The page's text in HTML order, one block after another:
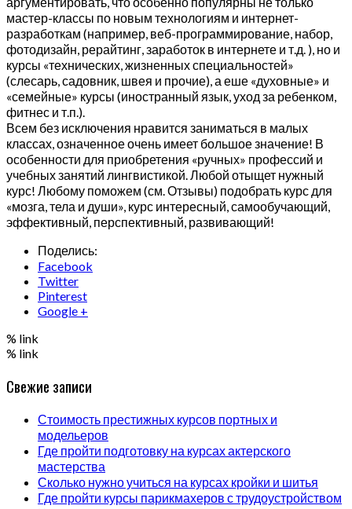
мастер-классы по новым технологиям и интернет-
разработкам (например, веб-программирование, набор,
фотодизайн, рерайтинг, заработок в интернете и т.д. ), но и
курсы «технических, жизненных специальностей»
(слесарь, садовник, швея и прочие), а еше «духовные» и
«семейные» курсы (иностранный язык, уход за ребенком,
фитнес и т.п.).
Всем без исключения нравится заниматься в малых
классах, означенное очень имеет большое значение! В
особенности для приобретения «ручных» профессий и
учебных занятий лингвистикой. Любой отыщет нужный
курс! Любому поможем (см. Отзывы) подобрать курс для
«мозга, тела и души», курс интересный, самообучающий,
эффективный, перспективный, развивающий!
Поделись:
Facebook
Twitter
Pinterest
Google +
% link
% link
Свежие записи
Стоимость престижных курсов портных и
модельеров
Где пройти подготовку на курсах актерского
мастерства
Сколько нужно учиться на курсах кройки и шитья
Где пройти курсы парикмахеров с трудоустройством